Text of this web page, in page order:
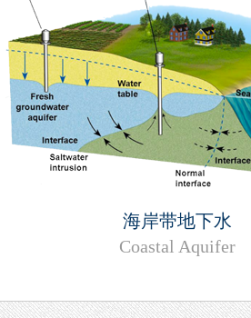
海岸带地下水
Coastal Aquifer